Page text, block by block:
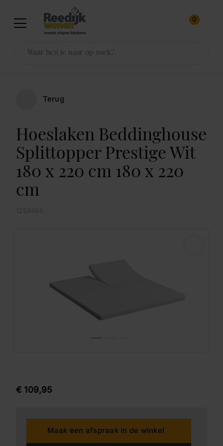
0
Terug
Hoeslaken Beddinghouse
Splittopper Prestige Wit
180 x 220 cm 180 x 220
cm
€ 109,95
Maak een afspraak in de winkel